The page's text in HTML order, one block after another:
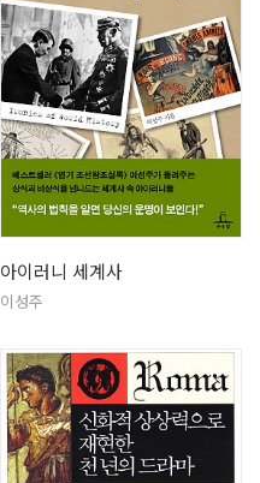
아이러니 세계사
이성주